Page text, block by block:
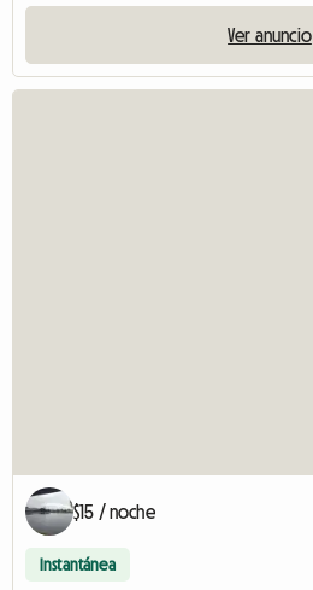
Ver anuncio
$15 / noche
Instantánea